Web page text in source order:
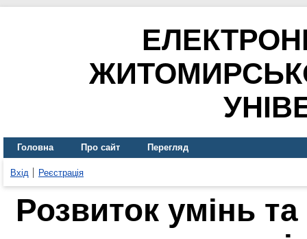
Головна Про сайт Перегляд
Вхід Реєстрація
Розвиток умінь